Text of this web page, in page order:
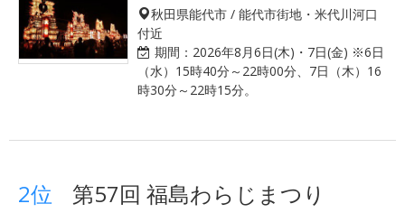
秋田県能代市 / 能代市街地・米代川河口
付近
期間： 2026年8月6日(木)・7日(金) ※6日
（水）15時40分～22時00分、7日（木）16
時30分～22時15分。
2位 第57回 福島わらじまつり